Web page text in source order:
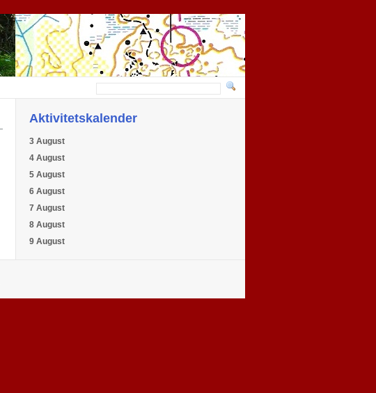
Aktivitetskalender
3 August
4 August
5 August
6 August
7 August
8 August
9 August